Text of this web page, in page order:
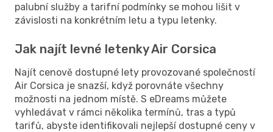
palubní služby a tarifní podmínky se mohou lišit v
závislosti na konkrétním letu a typu letenky.
Jak najít levné letenky Air Corsica
Najít cenově dostupné lety provozované společností
Air Corsica je snazší, když porovnáte všechny
možnosti na jednom místě. S eDreams můžete
vyhledávat v rámci několika termínů, tras a typů
tarifů, abyste identifikovali nejlepší dostupné ceny v